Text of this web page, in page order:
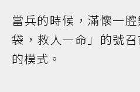
當兵的時候，滿懷一
袋，救人一命」的號
的模式。